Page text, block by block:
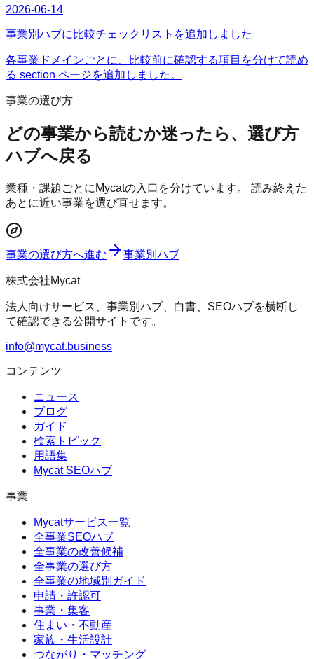
2026-06-14
事業別ハブに比較チェックリストを追加しました
各事業ドメインごとに、比較前に確認する項目を分けて読め
る section ページを追加しました。
事業の選び方
どの事業から読むか迷ったら、選び方
ハブへ戻る
業種・課題ごとにMycatの入口を分けています。 読み終えた
あとに近い事業を選び直せます。
事業の選び方へ進む 事業別ハブ
株式会社Mycat
法人向けサービス、事業別ハブ、白書、SEOハブを横断し
て確認できる公開サイトです。
info@mycat.business
コンテンツ
ニュース
ブログ
ガイド
検索トピック
用語集
Mycat SEOハブ
事業
Mycatサービス一覧
全事業SEOハブ
全事業の改善候補
全事業の選び方
全事業の地域別ガイド
申請・許認可
事業・集客
住まい・不動産
家族・生活設計
つながり・マッチング